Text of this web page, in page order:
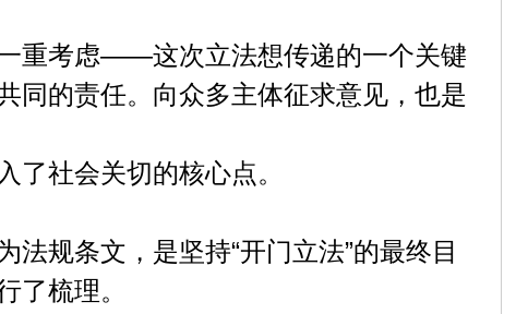
重考虑——这次立法想传递的一个关键
同的责任。向众多主体征求意见，也是
社会关切的核心点。
规条文，是坚持“开门立法”的最终目
了梳理。